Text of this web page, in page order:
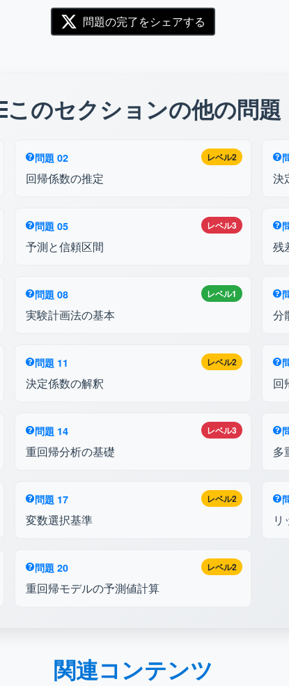
問題の完了をシェアする
このセクションの他の問題
レベル2
問題 02
回帰係数の推定 決
レベル3
問題 05
予測と信頼区間 残
レベル1
問題 08
実験計画法の基本 分
レベル2
問題 11
決定係数の解釈 回
レベル3
問題 14
重回帰分析の基礎 多
レベル2
問題 17
変数選択基準 リ
レベル2
問題 20
重回帰モデルの予測値計算
関連コンテンツ